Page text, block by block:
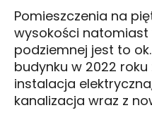
Pomieszczenia na
wysokości
podziemnej jest to
budynku w 2022
instalacja
kanalizacja wraz z